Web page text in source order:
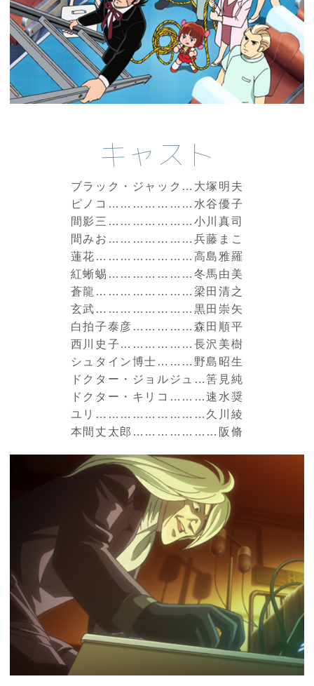
キャスト
ブラック・ジャック…大塚明夫
ピノコ…………………水谷優子
間影三…………………小川真司
間みお…………………兵藤まこ
蓮花……………………高島雅羅
紅蜥蜴…………………冬馬由美
蒼龍……………………梁田清之
玄武……………………黒田崇矢
白拍子泰彦……………森田順平
西川史子………………長沢美樹
シュタイン博士………野島昭生
ドクター・ジョルジュ…筈見純
ドクター・キリコ………速水奨
ユリ………………………久川綾
本間丈太郎…………………阪脩